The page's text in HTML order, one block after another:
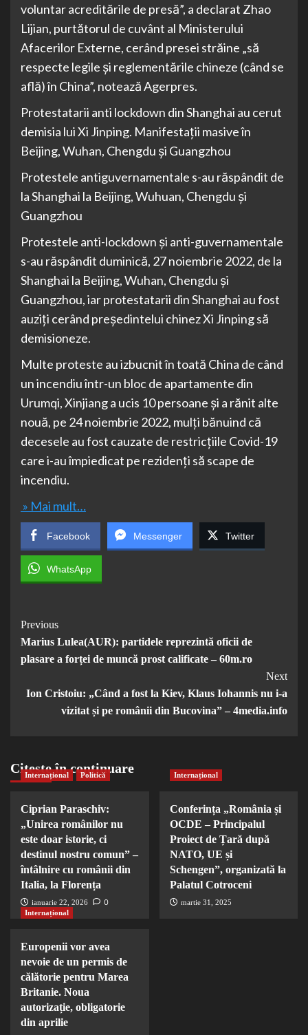
voluntar acreditările de presă”, a declarat Zhao
Lijian, purtătorul de cuvânt al Ministerului
Afacerilor Externe, cerând presei străine „să
respecte legile şi reglementările chineze (când se
află) în China”, notează Agerpres.
Protestatarii anti lockdown din Shanghai au cerut
demisia lui Xi Jinping. Manifestații masive în
Beijing, Wuhan, Chengdu și Guangzhou
Protestele antiguvernamentale s-au răspândit de
la Shanghai la Beijing, Wuhuan, Chengdu și
Guangzhou
Protestele anti-lockdown și anti-guvernamentale
s-au răspândit duminică, 27 noiembrie 2022, de la
Shanghai la Beijing, Wuhan, Chengdu și
Guangzhou, iar protestatarii din Shanghai au fost
auziți cerând președintelui chinez Xi Jinping să
demisioneze.
Multe proteste au izbucnit în toată China de când
un incendiu într-un bloc de apartamente din
Urumqi, Xinjiang a ucis 10 persoane și a rănit alte
nouă, pe 24 noiembrie 2022, mulți bănuind că
decesele au fost cauzate de restricțiile Covid-19
care i-au împiedicat pe rezidenți să scape de
incendiu.
» Mai mult…
Facebook Messenger Twitter
WhatsApp
Post
Navigation
Previous
Marius Lulea(AUR): partidele reprezintă oficii de
plasare a forței de muncă prost calificate – 60m.ro
Next
Ion Cristoiu: „Când a fost la Kiev, Klaus Iohannis nu i-a
vizitat și pe românii din Bucovina” – 4media.info
Citește în continuare
Internațional Politică
Ciprian Paraschiv:
„Unirea românilor nu
este doar istorie, ci
destinul nostru comun” –
întâlnire cu românii din
Italia, la Florența
ianuarie 22, 2026 0
Internațional
Conferința „România și
OCDE – Principalul
Proiect de Țară după
NATO, UE și
Schengen”, organizată la
Palatul Cotroceni
martie 31, 2025
Internațional
Europenii vor avea
nevoie de un permis de
călătorie pentru Marea
Britanie. Noua
autorizație, obligatorie
din aprilie